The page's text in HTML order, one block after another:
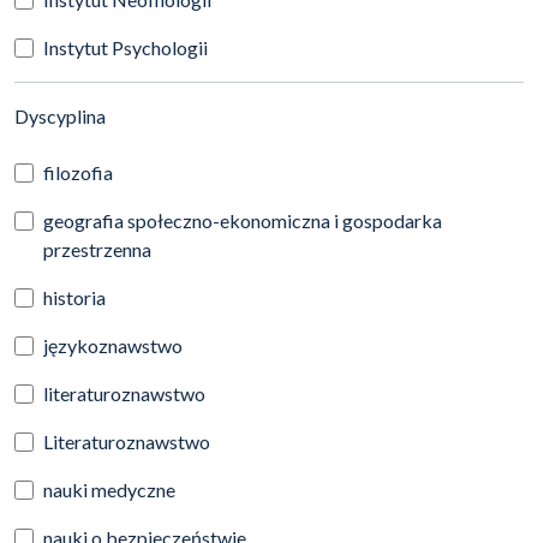
Instytut Psychologii
Dyscyplina(automatyczne przeładowanie treści)
filozofia
geografia społeczno-ekonomiczna i gospodarka
przestrzenna
historia
językoznawstwo
literaturoznawstwo
Literaturoznawstwo
nauki medyczne
nauki o bezpieczeństwie